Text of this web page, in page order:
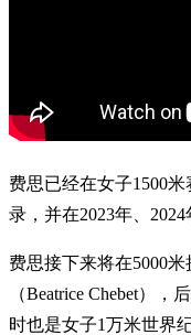
费思已经在女子1500
录，并在2023年、
费思接下来将在5000
（Beatrice Chebet）
时也是女子1万米世界